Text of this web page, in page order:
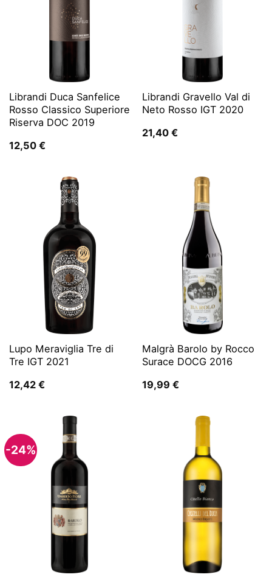
Librandi Duca Sanfelice
Rosso Classico Superiore
Riserva DOC 2019
12,50 €
Librandi Gravello Val di
Neto Rosso IGT 2020
21,40 €
Lupo Meraviglia Tre di
Tre IGT 2021
12,42 €
Malgrà Barolo by Rocco
Surace DOCG 2016
19,99 €
-24%